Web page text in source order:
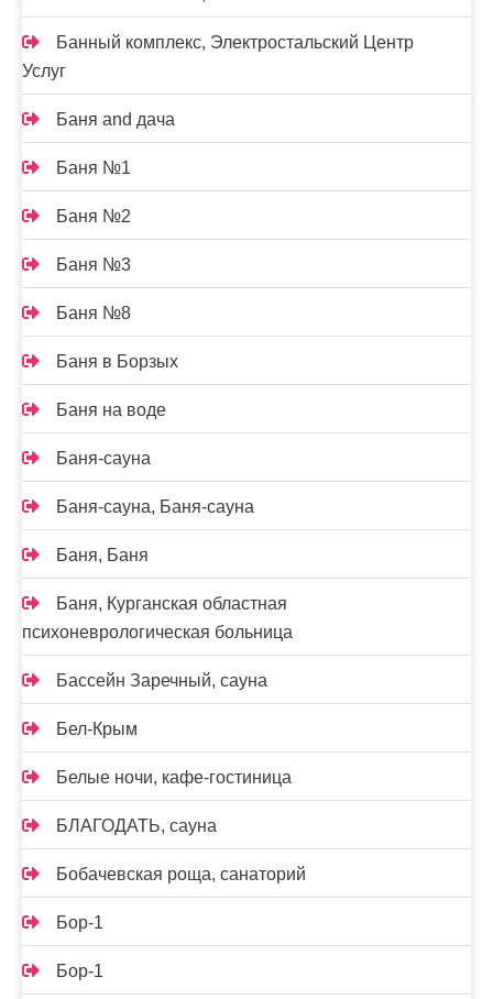
Банный комплекс, Электростальский Центр
Услуг
Баня and дача
Баня №1
Баня №2
Баня №3
Баня №8
Баня в Борзых
Баня на воде
Баня-сауна
Баня-сауна, Баня-сауна
Баня, Баня
Баня, Курганская областная
психоневрологическая больница
Бассейн Заречный, сауна
Бел-Крым
Белые ночи, кафе-гостиница
БЛАГОДАТЬ, сауна
Бобачевская роща, санаторий
Бор-1
Бор-1